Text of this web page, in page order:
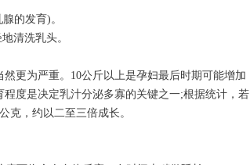
的发育)。
清洗乳头。
更为严重。10公斤以上是孕妇最后时期可能增加
度是决定乳汁分泌多寡的关键之一;根据统计，若
克，约以二至三倍成长。